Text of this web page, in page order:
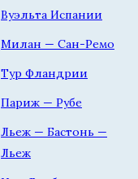
Вуэльта Испании
Милан — Сан-Ремо
Тур Фландрии
Париж — Рубе
Льеж — Бастонь —
Льеж